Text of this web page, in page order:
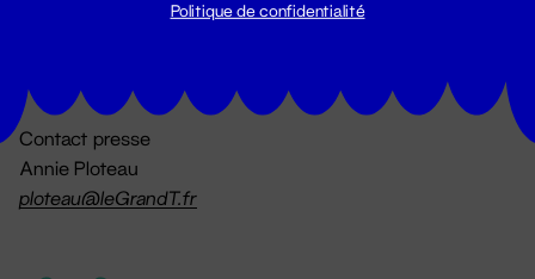
Contact presse
Annie Ploteau
ploteau@leGrandT.fr
Politique de confidentialité